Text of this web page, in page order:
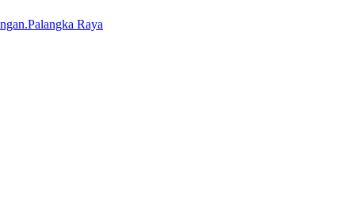
Palangka Raya